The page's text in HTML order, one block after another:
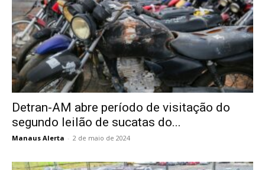
Detran-AM abre período de visitação do
segundo leilão de sucatas do...
Manaus Alerta - 2 de maio de 2024